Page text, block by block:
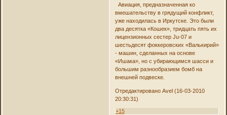
Авиация, предназначенная ко
вмешательству в грядущий конфликт,
уже находилась в Иркутске. Это были
два десятка «Кошек», тридцать пять их
лицензионных сестер Ju-07 и
шестьдесят фоккеровских «Валькирий»
- машин, сделанных на основе
«Ишака», но с убирающимся шасси и
большим разнообразием бомб на
внешней подвеске.
Отредактировано Avel (16-03-2010
20:30:31)
+15